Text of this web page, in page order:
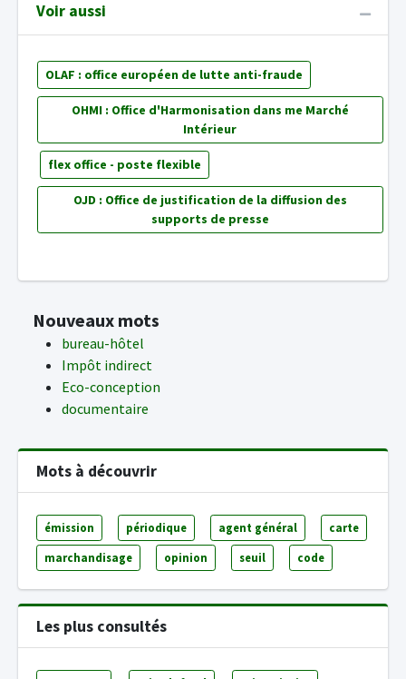
Voir aussi
OLAF : office européen de lutte anti-fraude
OHMI : Office d'Harmonisation dans me Marché
Intérieur
flex office - poste flexible
OJD : Office de justification de la diffusion des
supports de presse
Nouveaux mots
bureau-hôtel
Impôt indirect
Eco-conception
documentaire
Mots à découvrir
émission périodique agent général carte
marchandisage opinion seuil code
Les plus consultés